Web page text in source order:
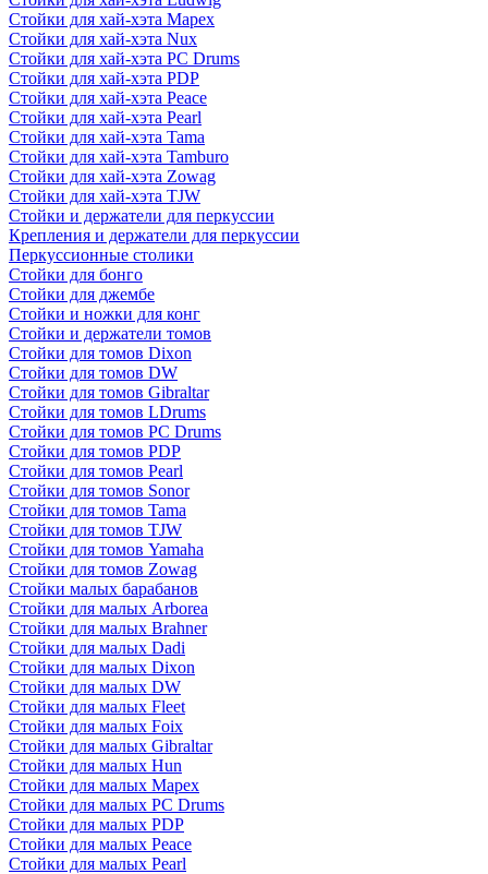
Стойки для хай-хэта Mapex
Стойки для хай-хэта Nux
Стойки для хай-хэта PC Drums
Стойки для хай-хэта PDP
Стойки для хай-хэта Peace
Стойки для хай-хэта Pearl
Стойки для хай-хэта Tama
Стойки для хай-хэта Tamburo
Стойки для хай-хэта Zowag
Стойки для хай-хэта TJW
Стойки и держатели для перкуссии
Крепления и держатели для перкуссии
Перкуссионные столики
Стойки для бонго
Стойки для джембе
Стойки и ножки для конг
Стойки и держатели томов
Стойки для томов Dixon
Стойки для томов DW
Стойки для томов Gibraltar
Стойки для томов LDrums
Стойки для томов PC Drums
Стойки для томов PDP
Стойки для томов Pearl
Стойки для томов Sonor
Стойки для томов Tama
Стойки для томов TJW
Стойки для томов Yamaha
Стойки для томов Zowag
Стойки малых барабанов
Стойки для малых Arborea
Стойки для малых Brahner
Стойки для малых Dadi
Стойки для малых Dixon
Стойки для малых DW
Стойки для малых Fleet
Стойки для малых Foix
Стойки для малых Gibraltar
Стойки для малых Hun
Стойки для малых Mapex
Стойки для малых PC Drums
Стойки для малых PDP
Стойки для малых Peace
Стойки для малых Pearl